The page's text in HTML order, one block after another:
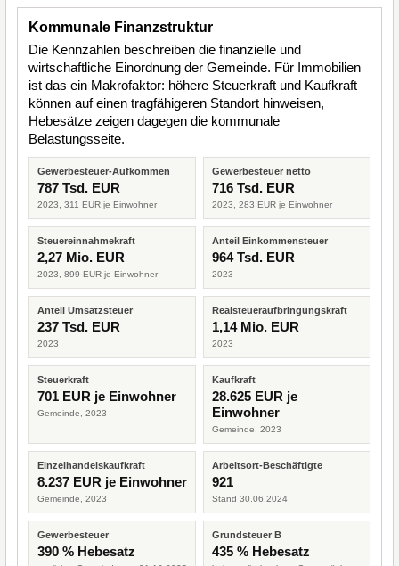
Kommunale Finanzstruktur
Die Kennzahlen beschreiben die finanzielle und
wirtschaftliche Einordnung der Gemeinde. Für Immobilien
ist das ein Makrofaktor: höhere Steuerkraft und Kaufkraft
können auf einen tragfähigeren Standort hinweisen,
Hebesätze zeigen dagegen die kommunale
Belastungsseite.
Gewerbesteuer-Aufkommen
787 Tsd. EUR
2023, 311 EUR je Einwohner
Gewerbesteuer netto
716 Tsd. EUR
2023, 283 EUR je Einwohner
Steuereinnahmekraft
2,27 Mio. EUR
2023, 899 EUR je Einwohner
Anteil Einkommensteuer
964 Tsd. EUR
2023
Anteil Umsatzsteuer
237 Tsd. EUR
2023
Realsteueraufbringungskraft
1,14 Mio. EUR
2023
Steuerkraft
701 EUR je Einwohner
Gemeinde, 2023
Kaufkraft
28.625 EUR je
Einwohner
Gemeinde, 2023
Einzelhandelskaufkraft
8.237 EUR je Einwohner
Gemeinde, 2023
Arbeitsort-Beschäftigte
921
Stand 30.06.2024
Gewerbesteuer
390 % Hebesatz
Grundsteuer B
435 % Hebesatz